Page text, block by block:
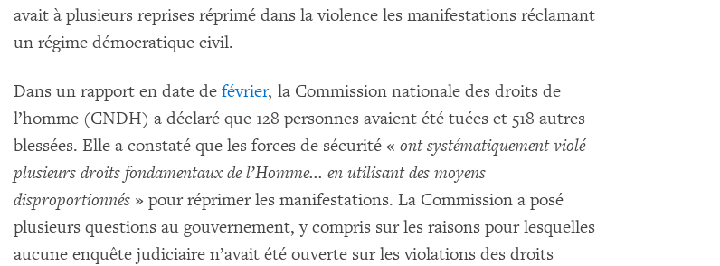
avait à plusieurs reprises réprimé dans la violence les manifestations réclamant
un régime démocratique civil.
Dans un rapport en date defévrier, la Commission nationale des droits de
l’homme (CNDH) a déclaré que 128 personnes avaient été tuées et 518 autres
blessées. Elle a constaté que les forces de sécurité «ont systématiquement violé
plusieurs droits fondamentaux de l’Homme... en utilisant des moyens
disproportionnés » pour réprimer les manifestations. La Commission a posé
plusieurs questions au gouvernement, y compris sur les raisons pour lesquelles
aucune enquête judiciaire n’avait été ouverte sur les violations des droits